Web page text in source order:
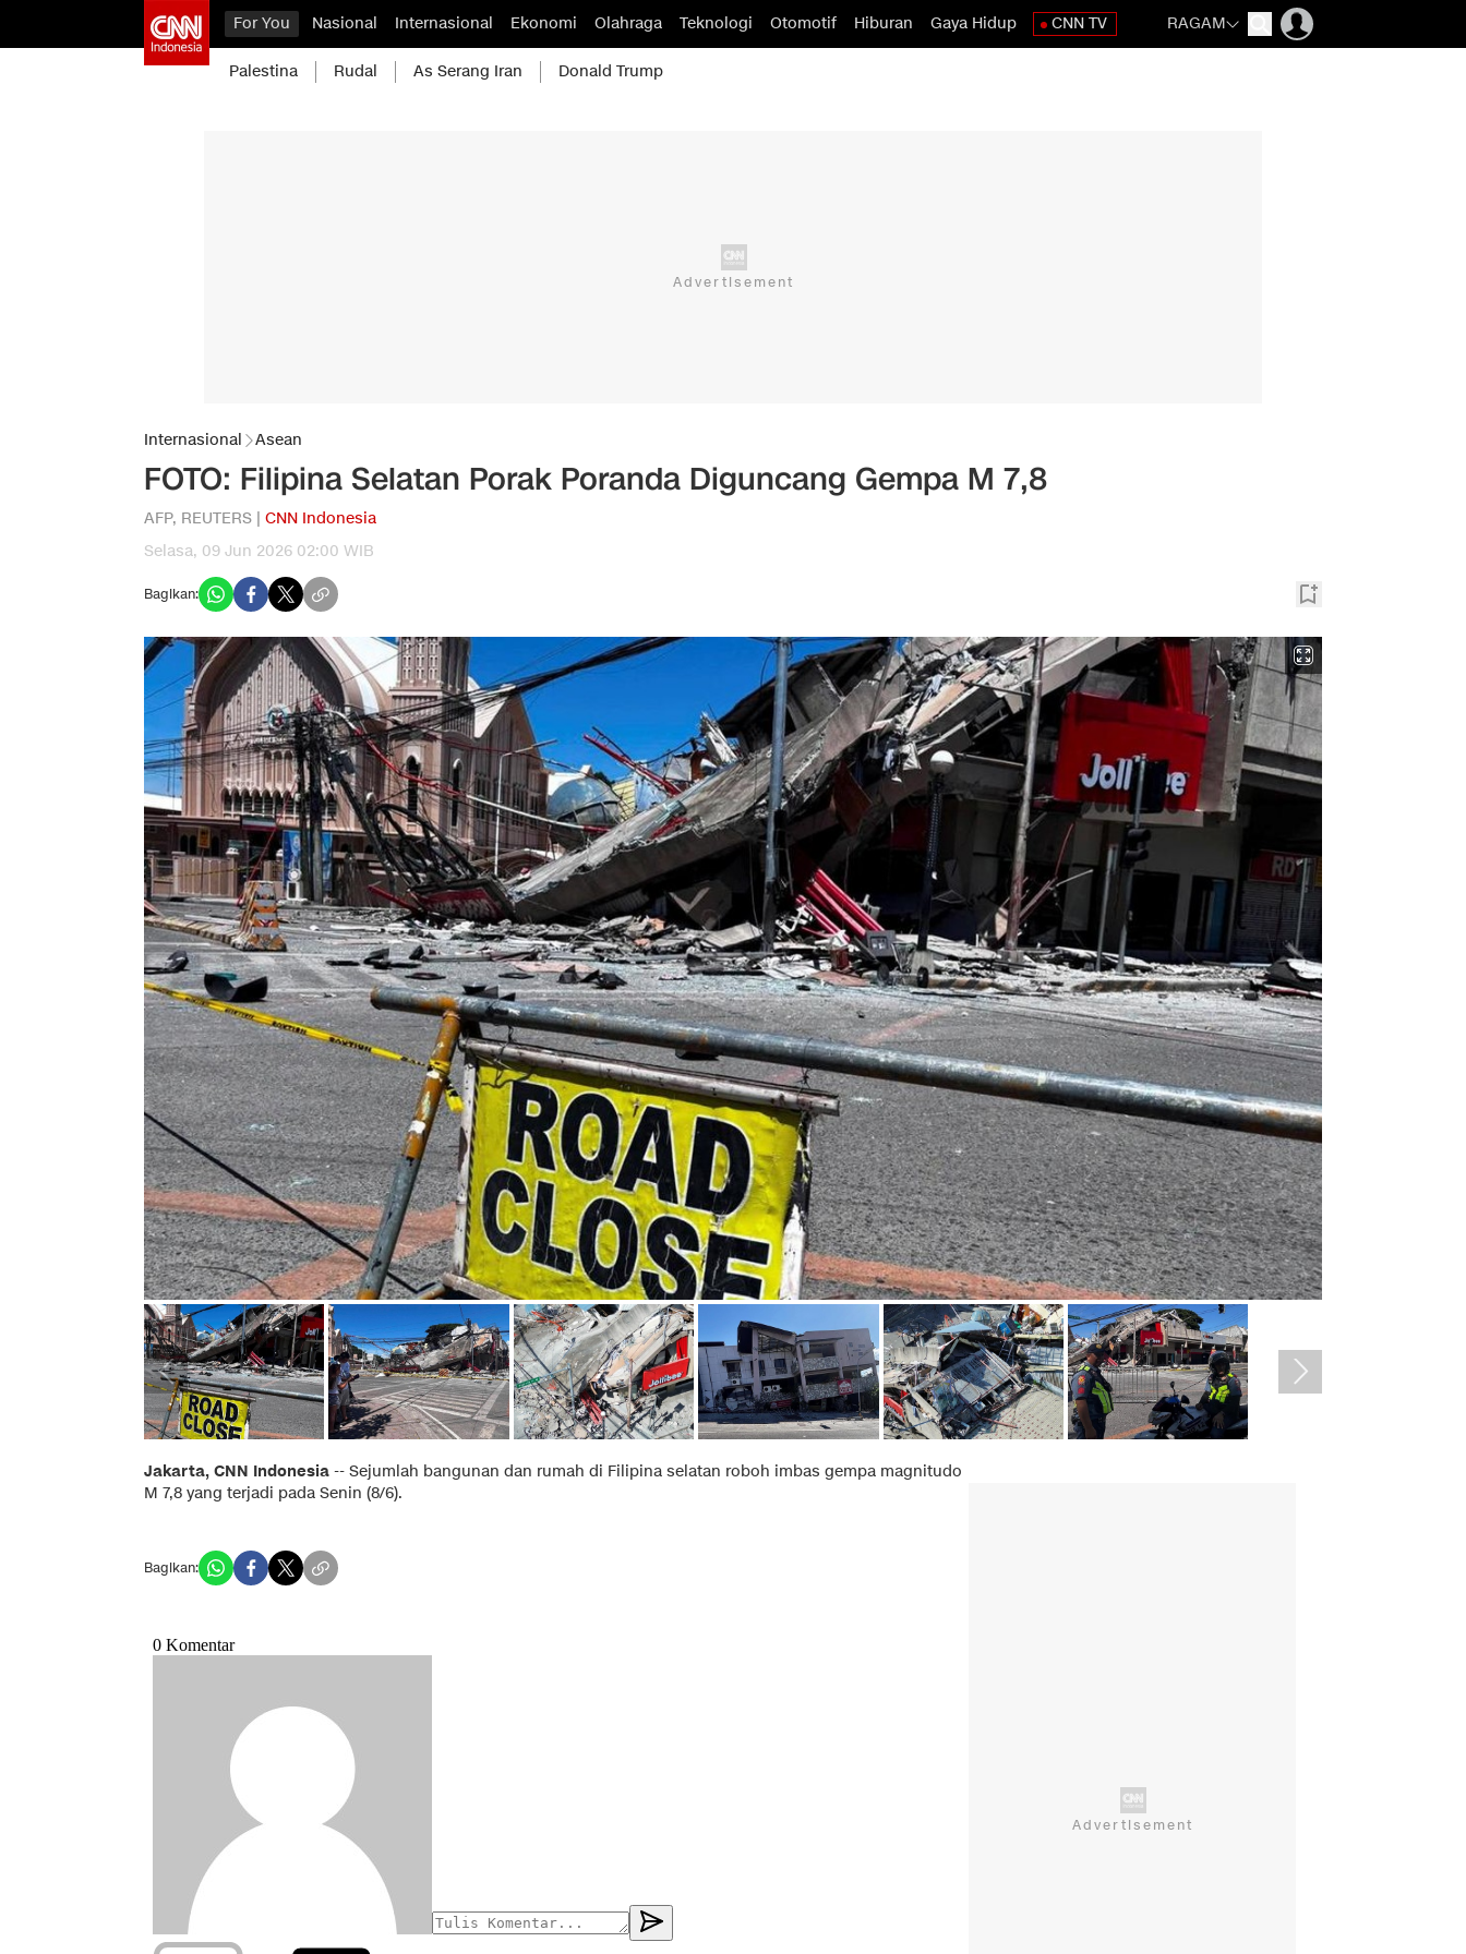
For You Nasional Internasional Ekonomi Olahraga Teknologi Otomotif Hiburan Gaya Hidup CNN TV RAGAM
Palestina Rudal As Serang Iran Donald Trump
Internasional Asean
FOTO: Filipina Selatan Porak Poranda Diguncang Gempa M 7,8
AFP, REUTERS | CNN Indonesia
Selasa, 09 Jun 2026 02:00 WIB
Bagikan:
Jakarta, CNN Indonesia -- Sejumlah bangunan dan rumah di Filipina selatan roboh imbas gempa magnitudo
M 7,8 yang terjadi pada Senin (8/6).
Bagikan: